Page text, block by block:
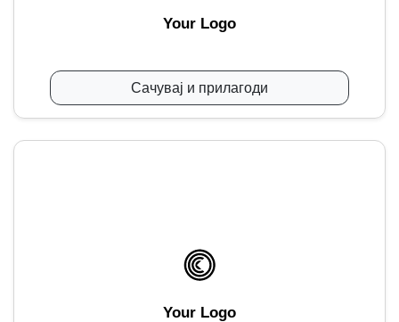
Your Logo
Сачувај и прилагоди
Your Logo